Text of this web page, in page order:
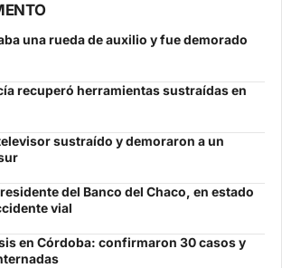
una rueda de auxilio y fue demorado
recuperó herramientas sustraídas en
sustraído y demoraron a un
del Banco del Chaco, en estado
vial
en Córdoba: confirmaron 30 casos y